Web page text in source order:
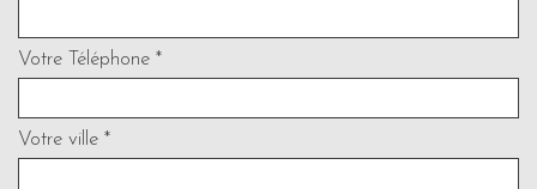
Votre Téléphone *
Votre ville *